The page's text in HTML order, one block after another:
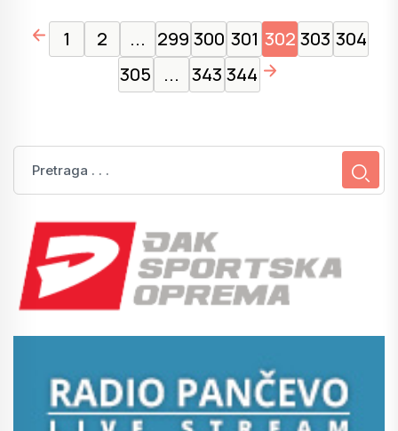
page left arrow
1 2 ... 299 300 301 302 303 304
305
... 343 344